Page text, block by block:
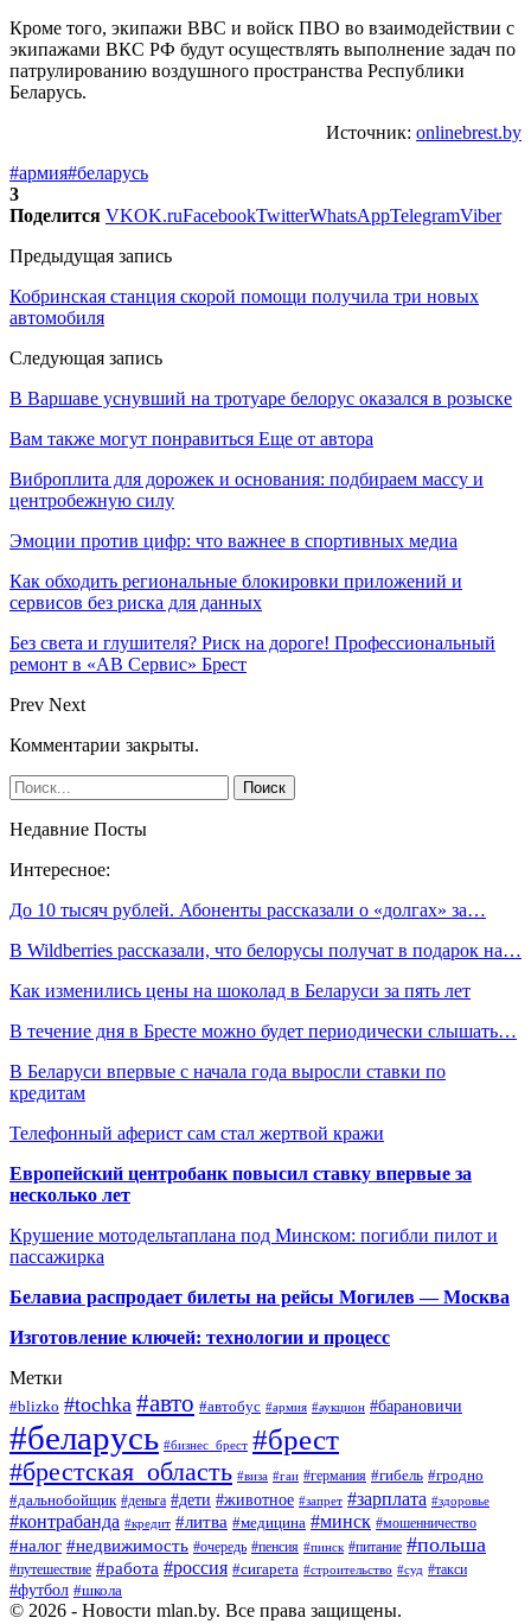
Кроме того, экипажи ВВС и войск ПВО во взаимодействии с
экипажами ВКС РФ будут осуществлять выполнение задач по
патрулированию воздушного пространства Республики
Беларусь.
Источник: onlinebrest.by
#армия#беларусь
3
Поделится VKOK.ruFacebookTwitterWhatsAppTelegramViber
Предыдущая запись
Кобринская станция скорой помощи получила три новых
автомобиля
Следующая запись
В Варшаве уснувший на тротуаре белорус оказался в розыске
Вам также могут понравиться Еще от автора
Виброплита для дорожек и основания: подбираем массу и
центробежную силу
Эмоции против цифр: что важнее в спортивных медиа
Как обходить региональные блокировки приложений и
сервисов без риска для данных
Без света и глушителя? Риск на дороге! Профессиональный
ремонт в «АВ Сервис» Брест
Prev Next
Комментарии закрыты.
Недавние Посты
Интересное:
До 10 тысяч рублей. Абоненты рассказали о «долгах» за…
В Wildberries рассказали, что белорусы получат в подарок на…
Как изменились цены на шоколад в Беларуси за пять лет
В течение дня в Бресте можно будет периодически слышать…
В Беларуси впервые с начала года выросли ставки по
кредитам
Телефонный аферист сам стал жертвой кражи
Европейский центробанк повысил ставку впервые за
несколько лет
Крушение мотодельтаплана под Минском: погибли пилот и
пассажирка
Белавиа распродает билеты на рейсы Могилев — Москва
Изготовление ключей: технологии и процесс
Метки
#blizko #tochka #авто #автобус #армия #аукцион #барановичи
#беларусь #бизнес_брест #брест
#брестская_область #виза #гаи #германия #гибель #гродно
#дальнобойщик #деньга #дети #животное #запрет #зарплата #здоровье
#контрабанда #кредит #литва #медицина #минск #мошенничество
#налог #недвижимость #очередь #пенсия #пинск #питание #польша
#путешествие #работа #россия #сигарета #строительство #суд #такси
#футбол #школа
© 2026 - Новости mlan.by. Все права защищены.